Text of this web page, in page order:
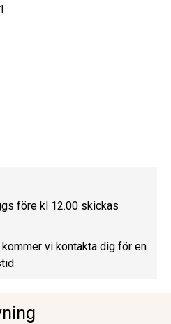
före kl 12.00 skickas
vi kontakta dig för en